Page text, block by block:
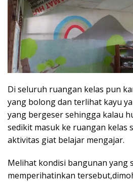
Di seluruh ruangan kelas pun
yang bolong dan terlihat kayu
yang bergeser sehingga kalau
sedikit masuk ke ruangan kelas
aktivitas giat belajar mengajar.
Melihat kondisi bangunan yang
memperihatinkan